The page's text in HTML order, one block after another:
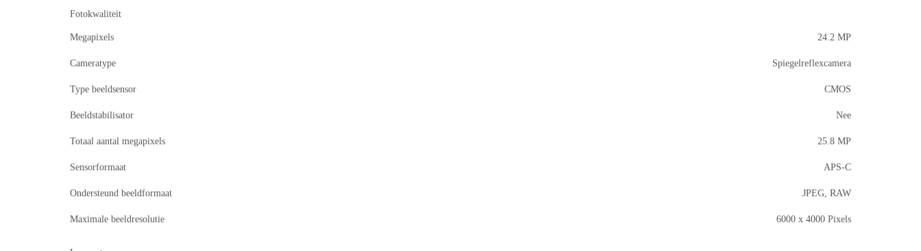
Fotokwaliteit
Megapixels 24.2 MP
Cameratype Spiegelreflexcamera
Type beeldsensor CMOS
Beeldstabilisator Nee
Totaal aantal megapixels 25.8 MP
Sensorformaat APS-C
Ondersteund beeldformaat JPEG, RAW
Maximale beeldresolutie 6000 x 4000 Pixels